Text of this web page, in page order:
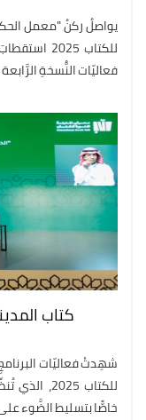
يواصلُ ركنُ "معمل
للكتاب
فعاليّات النُّسخةِ
كتاب المدينة 2025" يسلط
شهِدتْ فعاليّات
للكتاب
خاصًّا بتسليط الضَّوء على